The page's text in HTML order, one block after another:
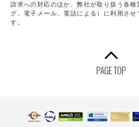
請求への対応のほか、弊社が取り扱う各種
グ、電子メール、電話による）に利用させ
す。
PAGE TOP